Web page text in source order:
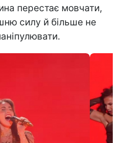
перестає мовчати,
силу й більше не